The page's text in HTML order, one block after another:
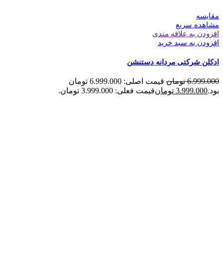
مقایسه
مشاهده سریع
افزودن به علاقه مندی
افزودن به سبد خرید
ادکلن شرکتی مردانه دستنشن
6.999.000 تومان
قیمت اصلی: 6.999.000 تومان
بود.3.999.000 تومانقیمت فعلی: 3.999.000 تومان.